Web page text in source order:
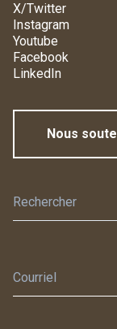
X/Twitter
Instagram
Youtube
Facebook
LinkedIn
Nous